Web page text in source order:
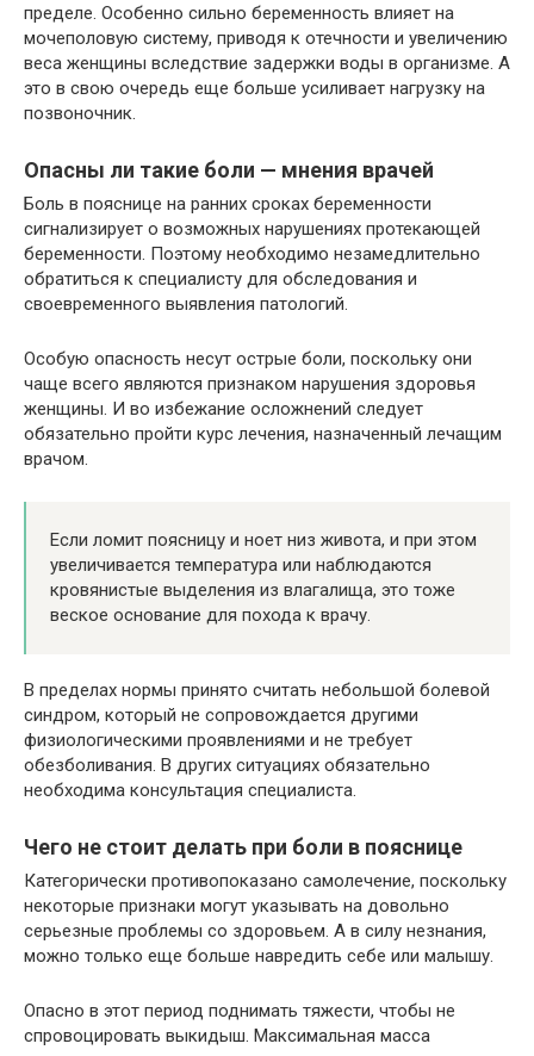
пределе. Особенно сильно беременность влияет на
мочеполовую систему, приводя к отечности и увеличению
веса женщины вследствие задержки воды в организме. А
это в свою очередь еще больше усиливает нагрузку на
позвоночник.
Опасны ли такие боли — мнения врачей
Боль в пояснице на ранних сроках беременности
сигнализирует о возможных нарушениях протекающей
беременности. Поэтому необходимо незамедлительно
обратиться к специалисту для обследования и
своевременного выявления патологий.
Особую опасность несут острые боли, поскольку они
чаще всего являются признаком нарушения здоровья
женщины. И во избежание осложнений следует
обязательно пройти курс лечения, назначенный лечащим
врачом.
Если ломит поясницу и ноет низ живота, и при этом
увеличивается температура или наблюдаются
кровянистые выделения из влагалища, это тоже
веское основание для похода к врачу.
В пределах нормы принято считать небольшой болевой
синдром, который не сопровождается другими
физиологическими проявлениями и не требует
обезболивания. В других ситуациях обязательно
необходима консультация специалиста.
Чего не стоит делать при боли в пояснице
Категорически противопоказано самолечение, поскольку
некоторые признаки могут указывать на довольно
серьезные проблемы со здоровьем. А в силу незнания,
можно только еще больше навредить себе или малышу.
Опасно в этот период поднимать тяжести, чтобы не
спровоцировать выкидыш. Максимальная масса